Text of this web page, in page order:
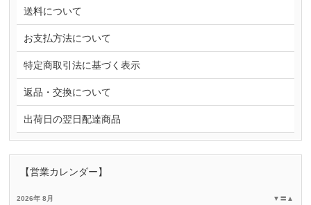
送料について
お支払方法について
特定商取引法に基づく表示
返品・交換について
出荷日の翌日配達商品
【営業カレンダー】
▲
〓
▼
2026年 8月